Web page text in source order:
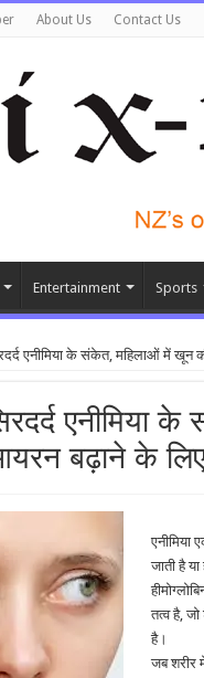
About Us Contact Us
Entertainment Sports
एनीमिया के संकेत, महिलाओं में खून
एनीमिया
बढ़ाने के
एनीमिया
जाती है
तत्व है,
है।
जब शरीर